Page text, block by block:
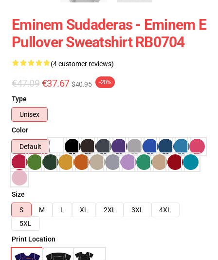
Eminem Sudaderas - Eminem E
Pullover Sweatshirt RB0704
(4 customer reviews)
€47.09 €37.67 $40.95 -20%
Type
Unisex
Color
Default
Size
S
M L XL 2XL 3XL
4XL
5XL
Print Location